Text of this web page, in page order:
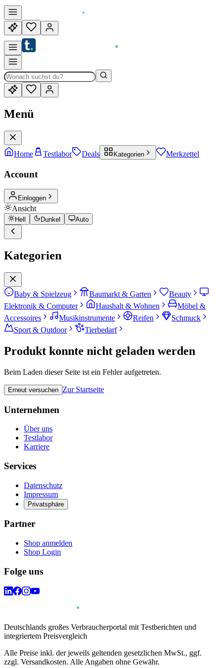
Menü
Home Testlabor Deals Kategorien Merkzettel
Account
Einloggen
Ansicht
Hell Dunkel Auto
Kategorien
Baby & Spielzeug Baumarkt & Garten
Beauty
Elektronik & Computer
Haushalt & Wohnen
Möbel &
Accessoires
Musikinstrumente Reifen
Schmuck
Sport & Outdoor
Tierbedarf
Produkt konnte nicht geladen werden
Beim Laden dieser Seite ist ein Fehler aufgetreten.
Erneut versuchen Zur Startseite
Unternehmen
Über uns
Testlabor
Karriere
Services
Datenschutz
Impressum
Privatsphäre
Partner
Shop anmelden
Shop Login
Folge uns
Deutschlands großes Verbraucherportal mit Testberichten und
integriertem Preisvergleich
Alle Preise inkl. der jeweils geltenden gesetzlichen MwSt., ggf.
zzgl. Versandkosten. Alle Angaben ohne Gewähr.